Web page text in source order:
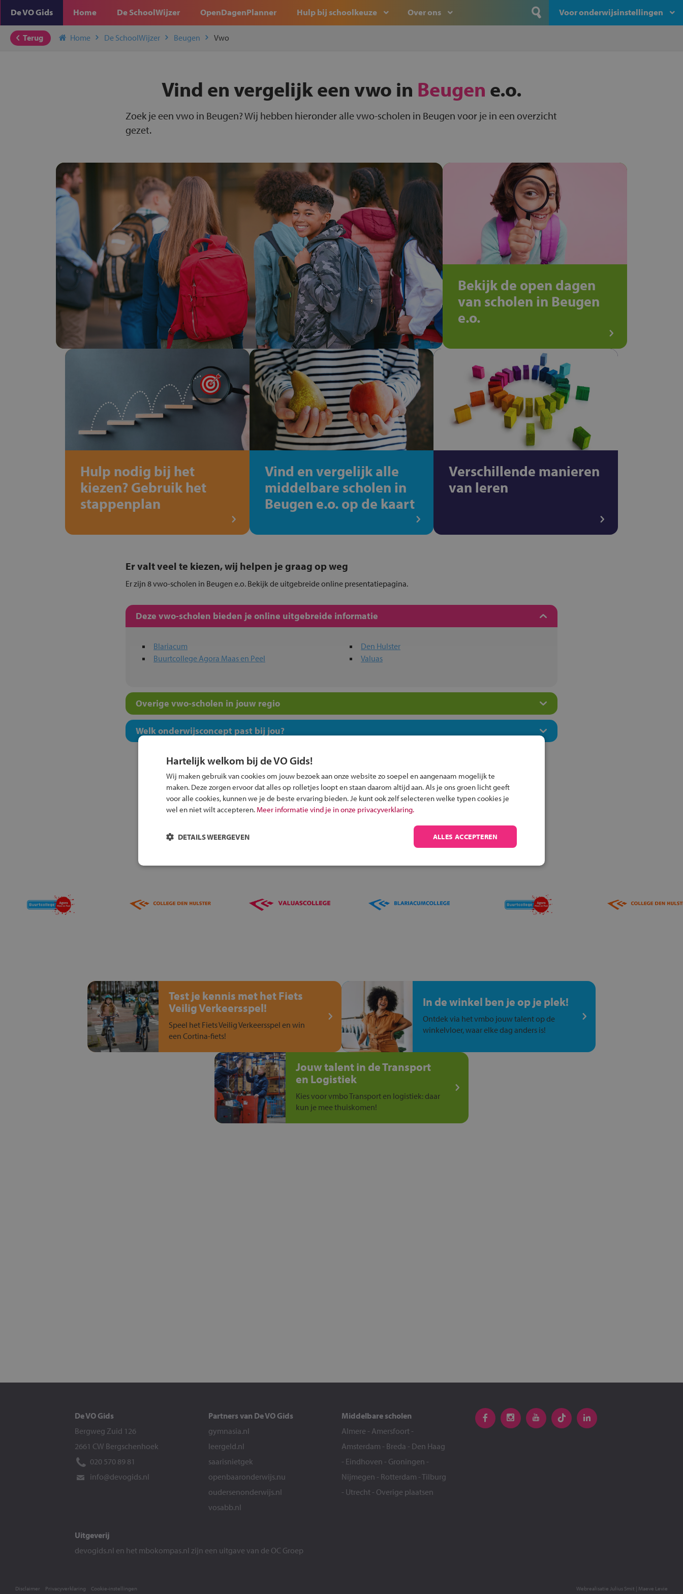
De VO Gids Home De SchoolWijzer OpenDagenPlanner Hulp bij schoolkeuze Over ons Voor onderwijsinstellingen
Terug Home De SchoolWijzer Beugen Vwo
Vind en vergelijk een vwo in Beugen e.o.
Zoek je een vwo in Beugen? Wij hebben hieronder alle vwo-scholen in Beugen voor je in een overzicht
gezet.
Bekijk de open dagen
van scholen in Beugen
e.o.
Hulp nodig bij het
kiezen? Gebruik het
stappenplan
Vind en vergelijk alle
middelbare scholen in
Beugen e.o. op de kaart
Verschillende manieren
van leren
Er valt veel te kiezen, wij helpen je graag op weg
Er zijn 8 vwo-scholen in Beugen e.o. Bekijk de uitgebreide online presentatiepagina.
Deze vwo-scholen bieden je online uitgebreide informatie
Blariacum
Buurtcollege Agora Maas en Peel
Den Hulster
Valuas
Overige vwo-scholen in jouw regio
Welk onderwijsconcept past bij jou?
Inschrijven?
Test je kennis met het Fiets
Veilig Verkeersspel!
Speel het Fiets Veilig Verkeersspel en win
een Cortina-fiets!
In de winkel ben je op je plek!
Ontdek via het vmbo jouw talent op de
winkelvloer, waar elke dag anders is!
Jouw talent in de Transport
en Logistiek
Kies voor vmbo Transport en logistiek: daar
kun je mee thuiskomen!
De VO Gids
Bergweg Zuid 126
2661 CW Bergschenhoek
020 570 89 81
info@devogids.nl
Partners van De VO Gids
gymnasia.nl
leergeld.nl
saarisnietgek
openbaaronderwijs.nu
oudersenonderwijs.nl
vosabb.nl
Middelbare scholen
Almere - Amersfoort -
Amsterdam - Breda - Den Haag
- Eindhoven - Groningen -
Nijmegen - Rotterdam -Tilburg
- Utrecht - Overige plaatsen
Uitgeverij
devogids.nl en het mbokompas.nl zijn een uitgave van de OC Groep
Webrealisatie Julius Smit | Maeve Levie
Disclaimer Privacyverklaring Cookie-instellingen
Hartelijk welkom bij de VO Gids!
Wij maken gebruik van cookies om jouw bezoek aan onze website zo soepel en aangenaam mogelijk te
maken. Deze zorgen ervoor dat alles op rolletjes loopt en staan daarom altijd aan. Als je ons groen licht geeft
voor alle cookies, kunnen we je de beste ervaring bieden. Je kunt ook zelf selecteren welke typen cookies je
wel en niet wilt accepteren. Meer informatie vind je in onze privacyverklaring.
ALLES ACCEPTEREN
DETAILS WEERGEVEN